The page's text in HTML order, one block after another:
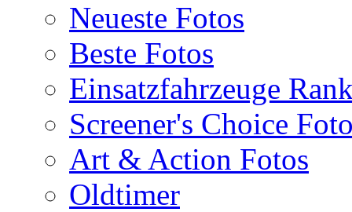
Neueste Fotos
Beste Fotos
Einsatzfahrzeuge
Screener's Choice
Art & Action Fotos
Oldtimer